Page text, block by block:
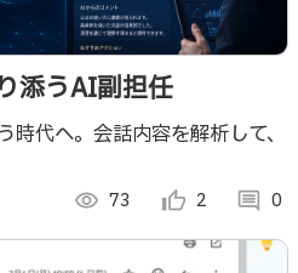
添うAI副担任
代へ。会話内容を解析して、
visibility 73 thumb_up_alt 2 comment 0